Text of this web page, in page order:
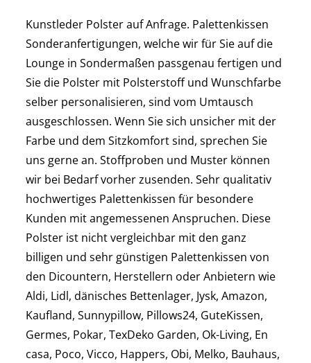
Kunstleder Polster auf Anfrage. Palettenkissen
Sonderanfertigungen, welche wir für Sie auf die
Lounge in Sondermaßen passgenau fertigen und
Sie die Polster mit Polsterstoff und Wunschfarbe
selber personalisieren, sind vom Umtausch
ausgeschlossen. Wenn Sie sich unsicher mit der
Farbe und dem Sitzkomfort sind, sprechen Sie
uns gerne an. Stoffproben und Muster können
wir bei Bedarf vorher zusenden. Sehr qualitativ
hochwertiges Palettenkissen für besondere
Kunden mit angemessenen Anspruchen. Diese
Polster ist nicht vergleichbar mit den ganz
billigen und sehr günstigen Palettenkissen von
den Dicountern, Herstellern oder Anbietern wie
Aldi, Lidl, dänisches Bettenlager, Jysk, Amazon,
Kaufland, Sunnypillow, Pillows24, GuteKissen,
Germes, Pokar, TexDeko Garden, Ok-Living, En
casa, Poco, Vicco, Happers, Obi, Melko, Bauhaus,